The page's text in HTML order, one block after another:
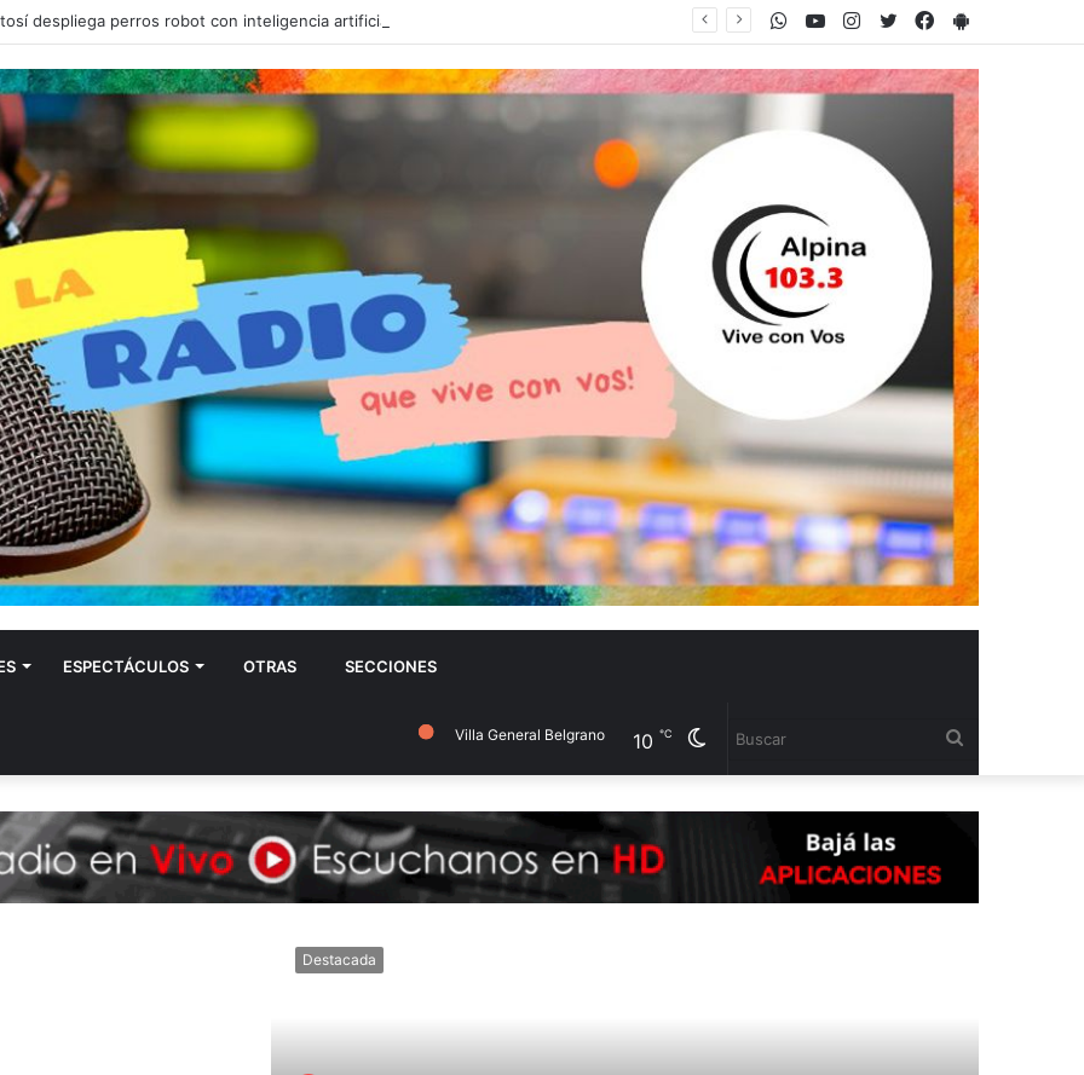
despliega perros robot con inteligencia artificial para reforzar la seguridad pública PlayStore
Facebook
Twitter
Instagram
Youtube
WhatsApp
ESPECTÁCULOS OTRAS SECCIONES
Cambiar
modo
Villa General Belgrano 10 ℃
Destacada